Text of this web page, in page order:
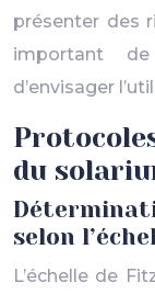
présenter des
important
d’envisager
du
selon
L’échelle de